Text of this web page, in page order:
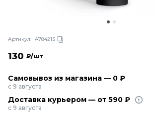
Артикул: A78421S
130 ₽/шт
Самовывоз из магазина — 0 ₽
с 9 августа
Доставка курьером — от 590 ₽
с 9 августа